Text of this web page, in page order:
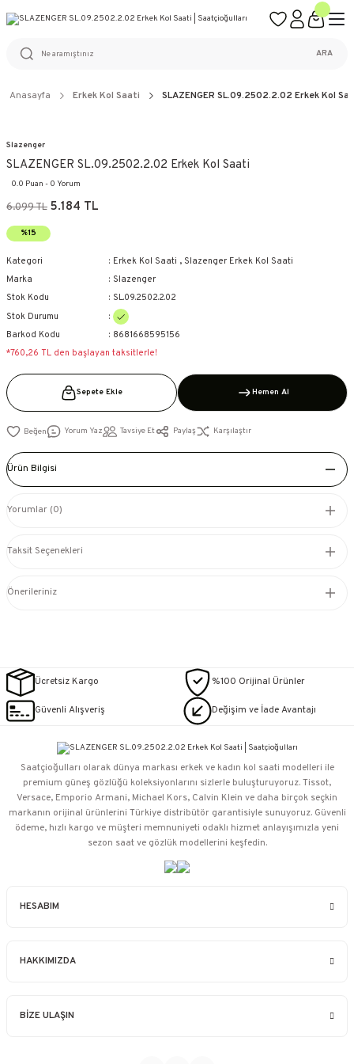
%100 ORİJİNAL ÜRÜN GARANTİSİ
ARA
Anasayfa Erkek Kol Saati SLAZENGER SL.09.2502.2.02 Erkek Kol
Slazenger
SLAZENGER SL.09.2502.2.02 Erkek Kol Saati
0.0 Puan - 0 Yorum
6.099 TL 5.184 TL
%15
Kategori Erkek Kol Saati , Slazenger Erkek Kol Saati
Marka
Slazenger
Stok Kodu
SL.09.2502.2.02
Stok Durumu
Barkod Kodu
8681668595156
*760,26 TL den başlayan taksitlerle!
Sepete Ekle Hemen Al
Yorum Yaz Tavsiye Et Paylaş Karşılaştır
Ürün Bilgisi
Yorumlar (0)
Taksit Seçenekleri
Önerileriniz
Ücretsiz Kargo %100 Orijinal Ürünler
Güvenli Alışveriş Değişim ve İade Avantajı
HESABIM
HAKKIMIZDA
BİZE ULAŞIN
Saatçioğulları⁠ olarak dünya markası erkek ve kadın kol saati modelleri ile
premium güneş gözlüğü koleksiyonlarını sizlerle buluşturuyoruz. Tissot,
Versace, Emporio Armani, Michael Kors, Calvin Klein ve daha birçok seçkin
markanın orijinal ürünlerini Türkiye distribütör garantisiyle sunuyoruz. Güvenli
ödeme, hızlı kargo ve müşteri memnuniyeti odaklı hizmet anlayışımızla yeni
sezon saat ve gözlük modellerini keşfedin.